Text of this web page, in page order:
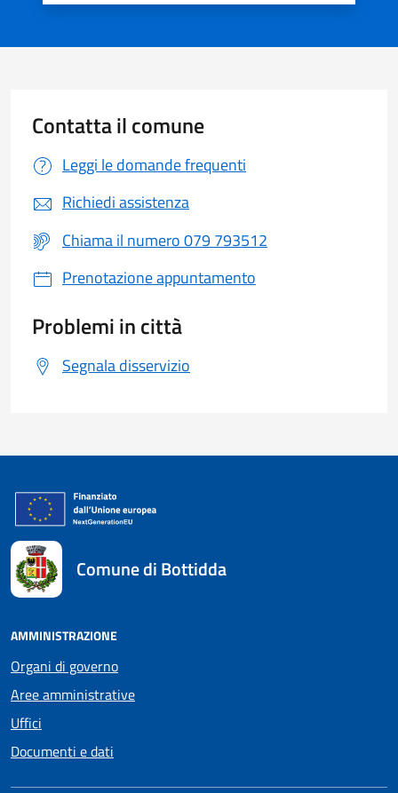
Contatta il comune
Leggi le domande frequenti
Richiedi assistenza
Chiama il numero 079 793512
Prenotazione appuntamento
Problemi in città
Segnala disservizio
Comune di Bottidda
AMMINISTRAZIONE
Organi di governo
Aree amministrative
Uffici
Documenti e dati